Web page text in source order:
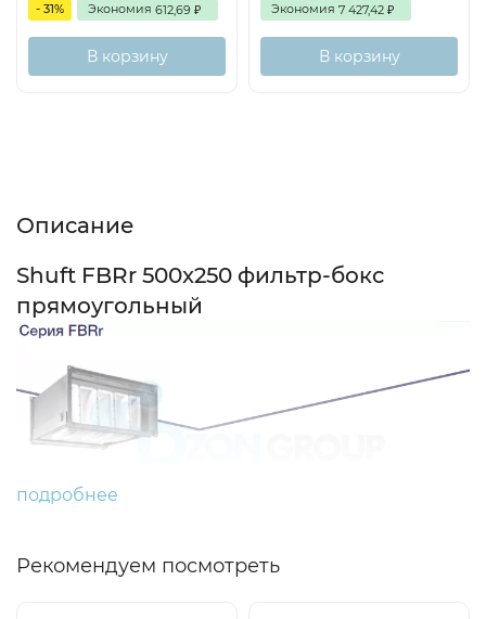
- 31% Экономия 612,69 ₽
В корзину
Экономия 7 427,42 ₽
В корзину
Описание
Shuft FBRr 500x250 фильтр-бокс
прямоугольный
подробнее
Рекомендуем посмотреть